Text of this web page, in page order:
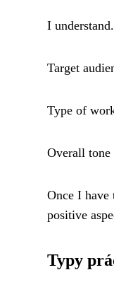
I
Target
Type of
Overall tone
Once I have
positive
Typy